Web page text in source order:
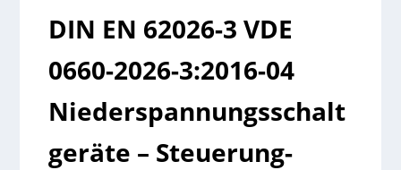
DIN EN 62026-3 VDE
0660-2026-3:2016-04
Niederspannungsschalt
geräte – Steuerung-